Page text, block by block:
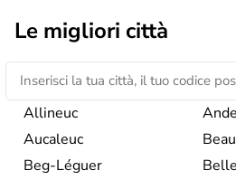
Le migliori città
Allineuc
Aucaleuc
Beg-Léguer